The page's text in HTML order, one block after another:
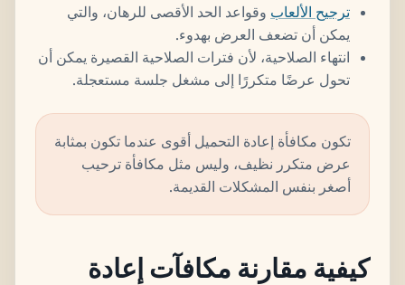
ترجيح الألعاب وقواعد الحد الأقصى للرهان، والتي
يمكن أن تضعف العرض بهدوء.
انتهاء الصلاحية، لأن فترات الصلاحية القصيرة يمكن أن
تحول عرضًا متكررًا إلى مشغل جلسة مستعجلة.
تكون مكافأة إعادة التحميل أقوى عندما تكون بمثابة
عرض متكرر نظيف، وليس مثل مكافأة ترحيب
أصغر بنفس المشكلات القديمة.
كيفية مقارنة مكافآت إعادة